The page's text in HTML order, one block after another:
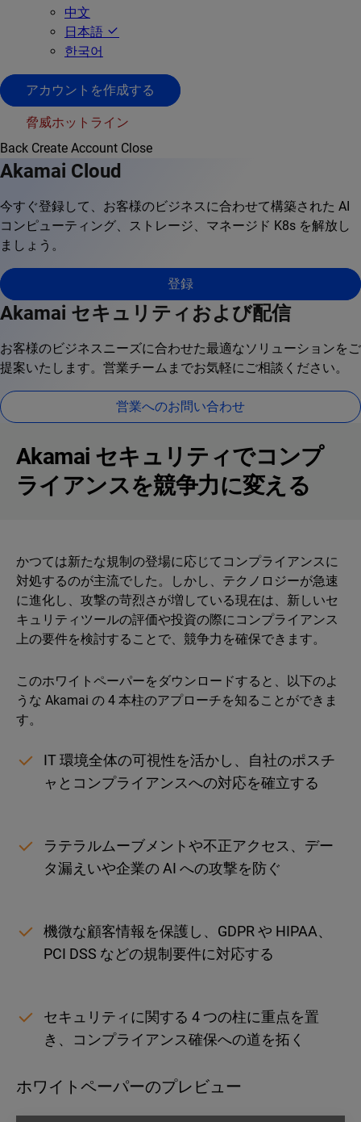
中文
日本語
한국어
アカウントを作成する
脅威ホットライン
Back Create Account Close
Akamai Cloud
今すぐ登録して、お客様のビジネスに合わせて構築された AI
コンピューティング、ストレージ、マネージド K8s を解放し
ましょう。
登録
Akamai セキュリティおよび配信
お客様のビジネスニーズに合わせた最適なソリューションをご
提案いたします。営業チームまでお気軽にご相談ください。
営業へのお問い合わせ
Akamai セキュリティでコンプ
ライアンスを競争力に変える
かつては新たな規制の登場に応じてコンプライアンスに
対処するのが主流でした。しかし、テクノロジーが急速
に進化し、攻撃の苛烈さが増している現在は、新しいセ
キュリティツールの評価や投資の際にコンプライアンス
上の要件を検討することで、競争力を確保できます。
このホワイトペーパーをダウンロードすると、以下のよ
うな Akamai の 4 本柱のアプローチを知ることができま
す。
IT 環境全体の可視性を活かし、自社のポスチ
ャとコンプライアンスへの対応を確立する
ラテラルムーブメントや不正アクセス、デー
タ漏えいや企業の AI への攻撃を防ぐ
機微な顧客情報を保護し、GDPR や HIPAA、
PCI DSS などの規制要件に対応する
セキュリティに関する 4 つの柱に重点を置
き、コンプライアンス確保への道を拓く
ホワイトペーパーのプレビュー